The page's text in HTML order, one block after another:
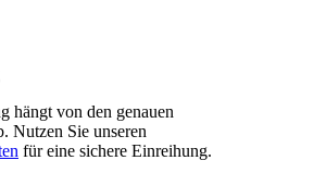
hängt von den genauen
Nutzen Sie unseren
für eine sichere Einreihung.